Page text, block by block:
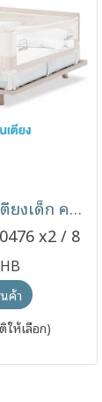
Bebeplay ที่กั้นเตียงเด็ก คอกกั้นเด็ก รุ่น Little Home
x2 / 8
ค้า
ห้เลือก)